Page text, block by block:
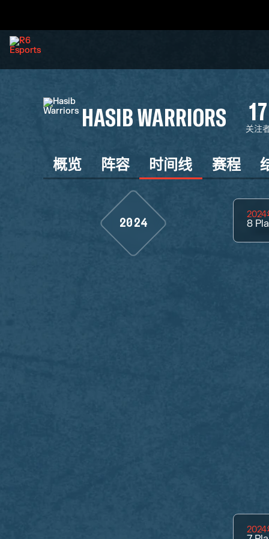
HASIB WARRIORS 17
关注
概览 阵容 时间线 赛程
2024
2024
8
2024